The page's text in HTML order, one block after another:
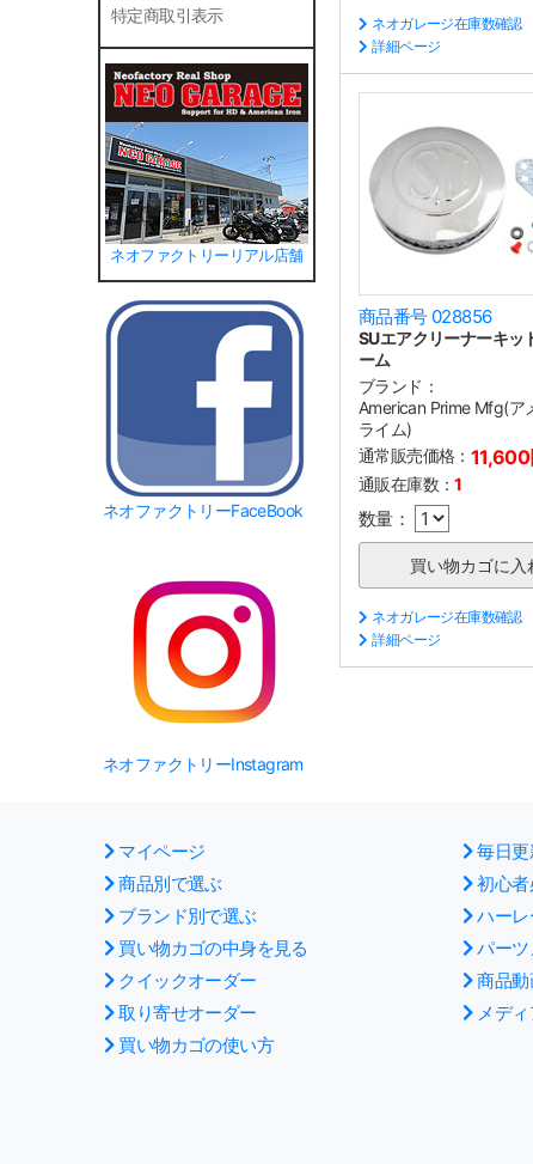
特定商取引表示
ネオファクトリーリアル店舗
ネオファクトリーFaceBook
ネオファクトリーInstagram
ネオガレージ在庫数確認
詳細ページ
商品番号 028856
SUエアクリーナーキッ
ーム
ブランド：
American Prime Mfg(ア
ライム)
通常販売価格： 11,600
通販在庫数：1
数量：
ネオガレージ在庫数確認
詳細ページ
マイページ
商品別で選ぶ
ブランド別で選ぶ
買い物カゴの中身を見る
クイックオーダー
取り寄せオーダー
買い物カゴの使い方
毎日
初心
ハー
パー
商品
メデ